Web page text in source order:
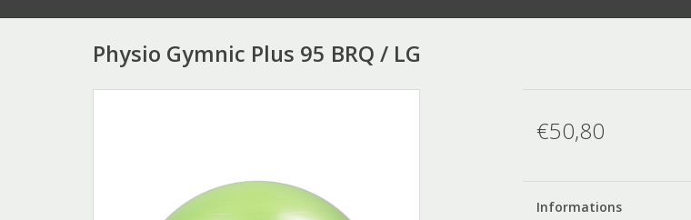
Physio Gymnic Plus 95 BRQ / LG
€50,80
Informations